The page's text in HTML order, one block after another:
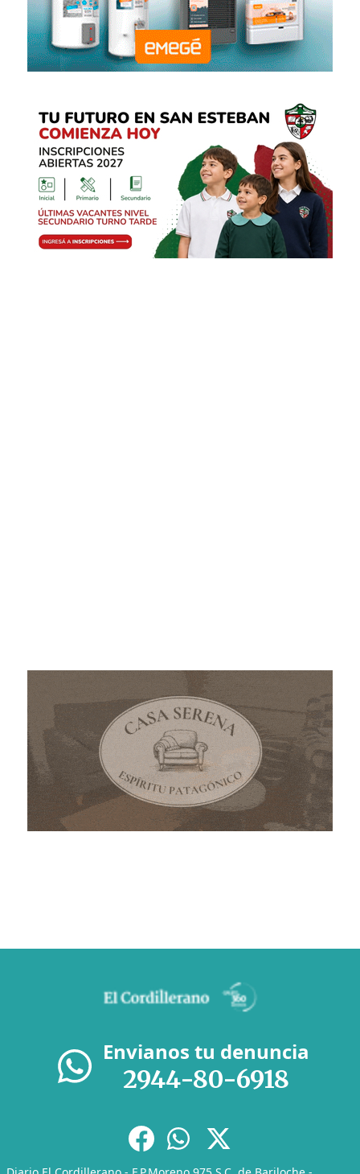
Envianos tu denuncia
2944-80-6918